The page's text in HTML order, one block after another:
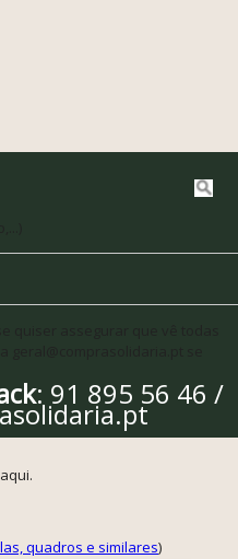
: 91 895 56 46 /
quadros e similares)